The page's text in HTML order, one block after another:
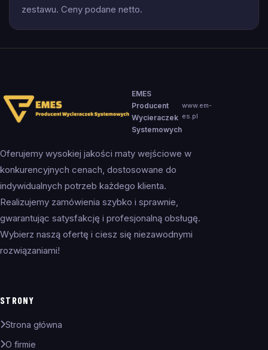
zestawu. Ceny podane netto.
EMES
Producent
Wycieraczek
Systemowych
www.em-
es.pl
Oferujemy wysokiej jakości maty wejściowe w
konkurencyjnych cenach, dostosowane do
indywidualnych potrzeb każdego klienta.
Realizujemy zamówienia szybko i sprawnie,
gwarantując satysfakcję i profesjonalną obsługę.
Wybierz naszą ofertę i ciesz się niezawodnymi
rozwiązaniami!
STRONY
Strona główna
O firmie